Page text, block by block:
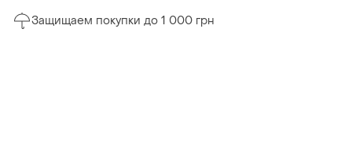
Защищаем покупки до 1 000 грн